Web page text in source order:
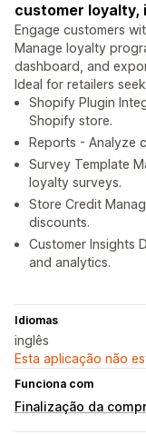
customer loyalty,
Engage customers
Manage loyalty
dashboard, and
Ideal for retailers
Shopify Plugin
Shopify store.
Reports - Analyze
Survey Template
loyalty surveys.
Store Credit
discounts.
Customer Insights
and analytics.
Idiomas
inglês
Esta aplicação não
Funciona com
Finalização da